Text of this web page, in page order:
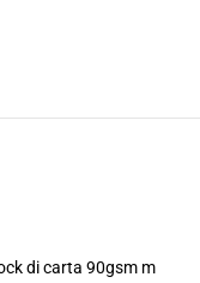
di carta 90gsm m